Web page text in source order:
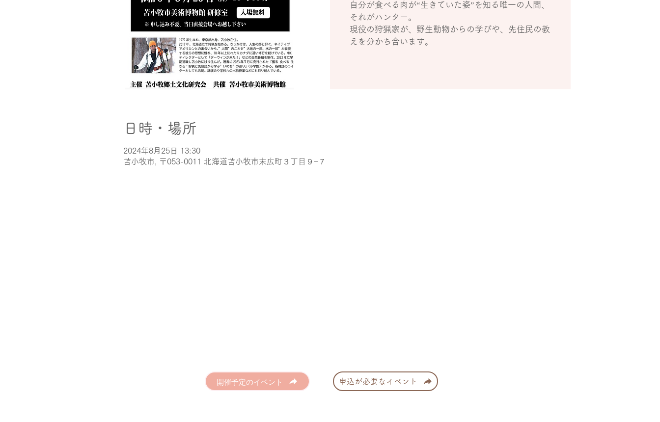
自分が食べる肉が“生きていた姿”を知る唯一の人間、
それがハンター。
現役の狩猟家が、野生動物からの学びや、先住民の教
えを分かち合います。
日時・場所
2024年8月25日 13:30
苫小牧市, 〒053-0011 北海道苫小牧市末広町３丁目９−７
開催予定のイベント 申込が必要なイベント